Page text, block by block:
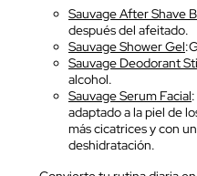
Sauvage After Shave
después del afeitado.
Sauvage Shower Gel
Sauvage Deodorant
alcohol.
Sauvage Serum Facial
adaptado a la piel de
más cicatrices y con
deshidratación.